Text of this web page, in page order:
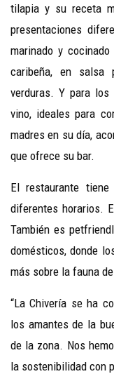
tilapia y su receta
presentaciones
marinado y
caribeña, en salsa
verduras. Y para
vino, ideales para
madres en su día,
que ofrece su bar.
El restaurante
diferentes horarios.
También es
domésticos, donde
más sobre la fauna
“La Chivería se ha
los amantes de la
de la zona. Nos
la sostenibilidad con